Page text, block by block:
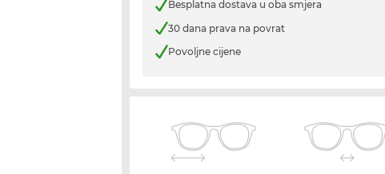
Besplatna dostava u oba smjera
30 dana prava na povrat
Povoljne cijene